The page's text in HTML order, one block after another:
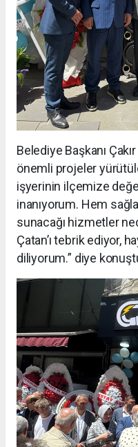
Belediye Başkanı
önemli projeler
işyerinin ilçemize
inanıyorum. Hem
sunacağı hizmetler
Çatan’ı tebrik ediyor,
diliyorum.” diye